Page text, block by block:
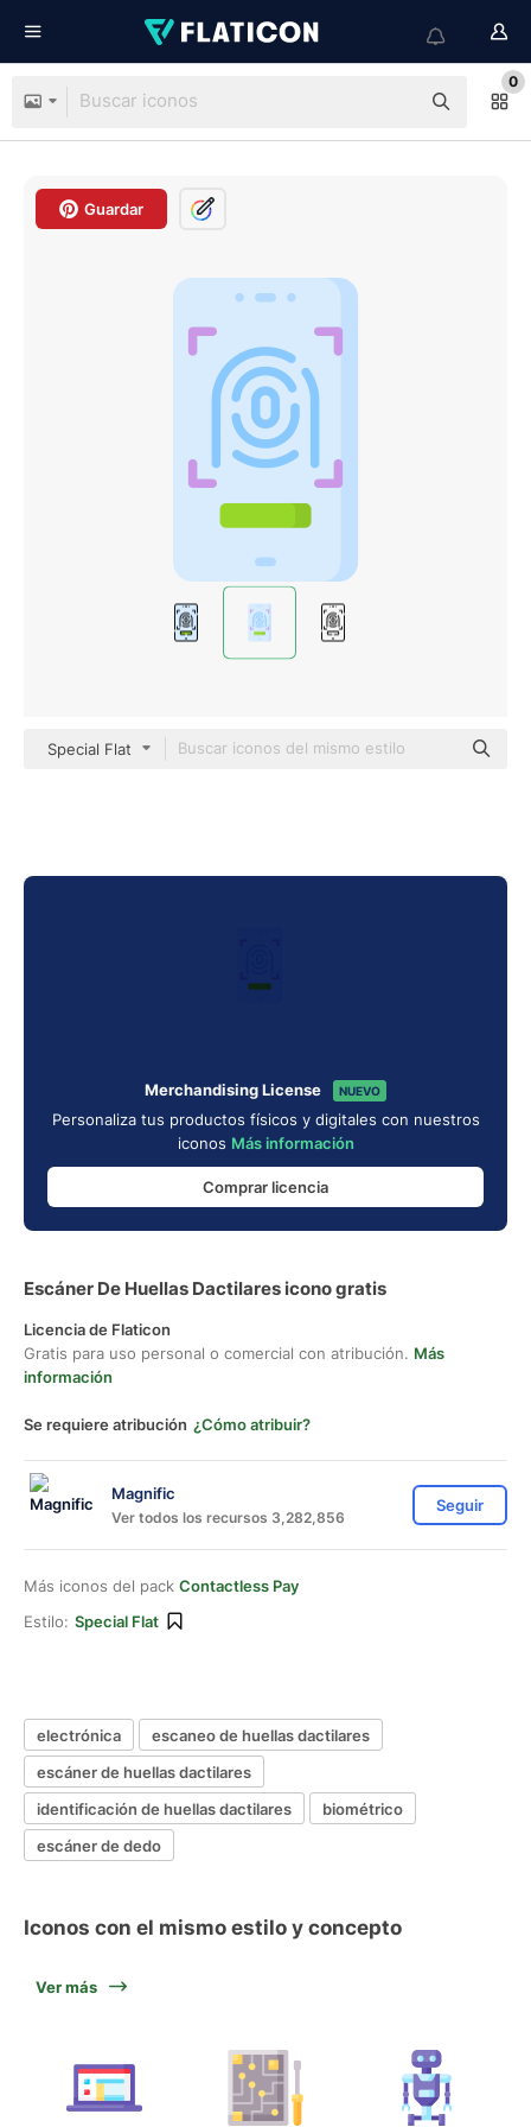
0
Guardar
Special Flat
Merchandising License NUEVO
Personaliza tus productos físicos y digitales con nuestros
iconos Más información
Comprar licencia
Escáner De Huellas Dactilares icono gratis
Licencia de Flaticon
Gratis para uso personal o comercial con atribución. Más
información
Se requiere atribución ¿Cómo atribuir?
Magnific
Ver todos los recursos 3,282,856
Seguir
Más iconos del pack Contactless Pay
Estilo: Special Flat
electrónica
escaneo de huellas dactilares
escáner de huellas dactilares
identificación de huellas dactilares
biométrico
escáner de dedo
Iconos con el mismo estilo y concepto
Ver más